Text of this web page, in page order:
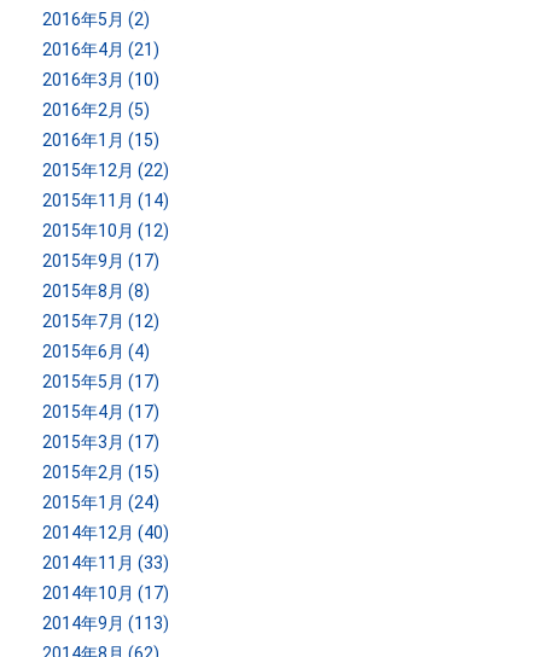
2016年5月 (2)
2016年4月 (21)
2016年3月 (10)
2016年2月 (5)
2016年1月 (15)
2015年12月 (22)
2015年11月 (14)
2015年10月 (12)
2015年9月 (17)
2015年8月 (8)
2015年7月 (12)
2015年6月 (4)
2015年5月 (17)
2015年4月 (17)
2015年3月 (17)
2015年2月 (15)
2015年1月 (24)
2014年12月 (40)
2014年11月 (33)
2014年10月 (17)
2014年9月 (113)